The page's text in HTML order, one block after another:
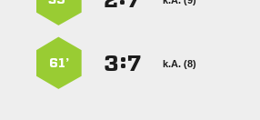
k.A. (8)
:
61’